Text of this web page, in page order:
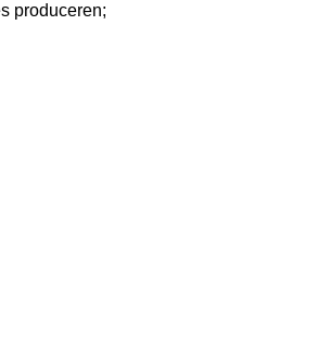
produceren;